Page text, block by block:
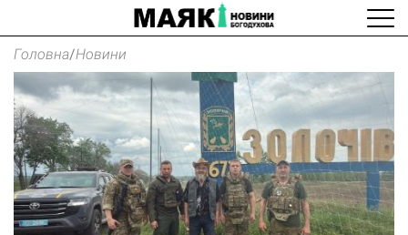
Головна/Новини